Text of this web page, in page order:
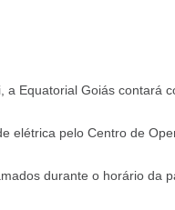
a Equatorial Goiás contará
elétrica pelo Centro de
durante o horário da